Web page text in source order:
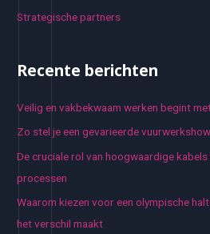
Strategische partners
Recente berichten
Veilig en vakbekwaam werken begint
Zo stel je een gevarieerde
De cruciale rol van hoogwaardige
processen
Waarom kiezen voor een olympische
het verschil maakt